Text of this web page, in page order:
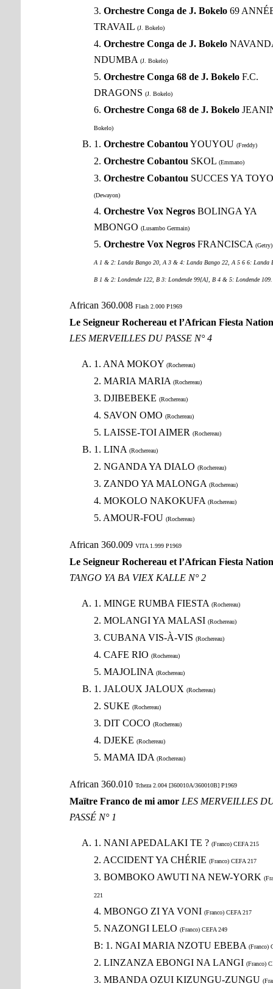
3. Orchestre Conga de J. Bokelo 69
TRAVAIL (J. Bokelo)
4. Orchestre Conga de J. Bokelo
NDUMBA (J. Bokelo)
5. Orchestre Conga 68 de J. BokeloF.C.
DRAGONS (J. Bokelo)
6. Orchestre Conga 68 de J. Bokelo
Bokelo)
1. Orchestre CobantouYOUYOU (Freddy)
2. Orchestre CobantouSKOL (Emmano)
3. Orchestre CobantouSUCCES YA
(Dewayon)
4. Orchestre Vox NegrosBOLINGA YA
MBONGO (Lusambo Germain)
5. Orchestre Vox NegrosFRANCISCA (Getry)
A 1 & 2: Landa Bango 20, A 3 & 4: Landa Bango 22, A 5 6 6: Landa
B 1 & 2: Londende 122, B 3: Londende 99[A], B 4 & 5: Londende 109.
African 360.008 Flash 2.000 P1969
Le Seigneur Rochereau et l’African Fiesta
LES MERVEILLES DU PASSE N° 4
1. ANA MOKOY (Rochereau)
2. MARIA MARIA (Rochereau)
3. DJIBEBEKE (Rochereau)
4. SAVON OMO (Rochereau)
5. LAISSE-TOI AIMER (Rochereau)
1. LINA (Rochereau)
2. NGANDA YA DIALO (Rochereau)
3. ZANDO YA MALONGA (Rochereau)
4. MOKOLO NAKOKUFA (Rochereau)
5. AMOUR-FOU (Rochereau)
African 360.009 VITA 1.999 P1969
Le Seigneur Rochereau et l’African Fiesta
TANGO YA BA VIEX KALLE N° 2
1. MINGE RUMBA FIESTA (Rochereau)
2. MOLANGI YA MALASI (Rochereau)
3. CUBANA VIS-À-VIS (Rochereau)
4. CAFE RIO (Rochereau)
5. MAJOLINA (Rochereau)
1. JALOUX JALOUX (Rochereau)
2. SUKE (Rochereau)
3. DIT COCO (Rochereau)
4. DJEKE (Rochereau)
5. MAMA IDA (Rochereau)
African 360.010 Tcheza 2.004 [360010A/360010B] P1969
Maïtre Franco de mi amor LES MERVEILLES
PASSÉ N° 1
1. NANI APEDALAKI TE ? (Franco) CEFA 215
2. ACCIDENT YA CHÉRIE (Franco) CEFA 217
3. BOMBOKO AWUTI NA NEW-YORK
221
4. MBONGO ZI YA VONI (Franco) CEFA 217
5. NAZONGI LELO (Franco) CEFA 249
B: 1. NGAI MARIA NZOTU EBEBA (Franco)
2. LINZANZA EBONGI NA LANGI (Franco)
3. MBANDA OZUI KIZUNGU-ZUNGU